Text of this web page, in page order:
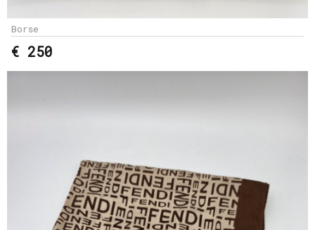
Borse
€ 250